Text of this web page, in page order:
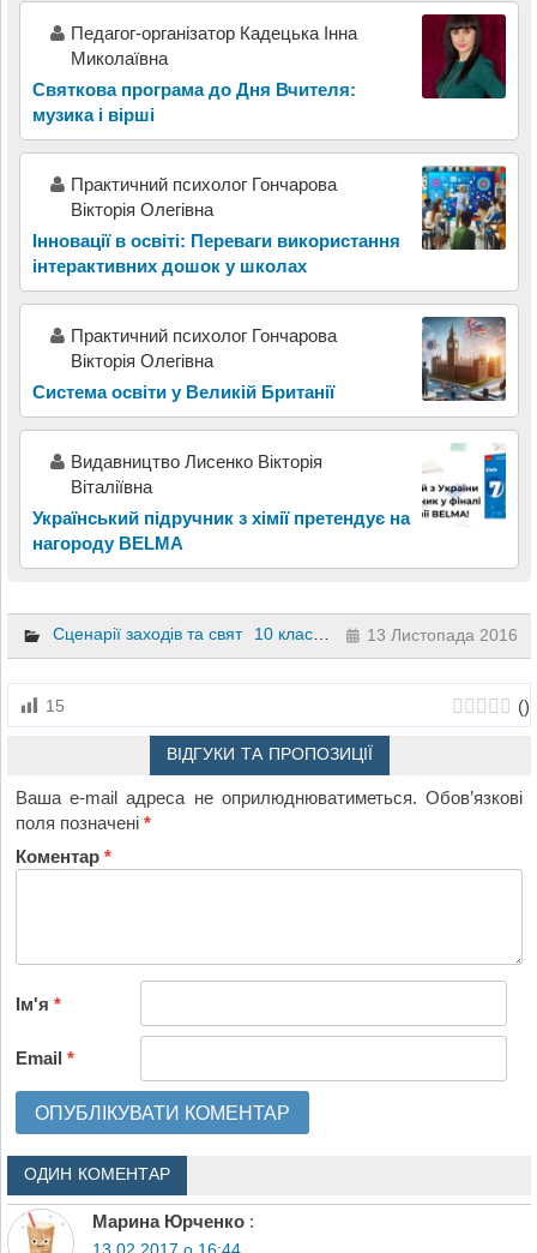
Педагог-організатор Кадецька Інна
Миколаївна
Святкова програма до Дня Вчителя:
музика і вірші
Практичний психолог Гончарова
Вікторія Олегівна
Інновації в освіті: Переваги використання
інтерактивних дошок у школах
Практичний психолог Гончарова
Вікторія Олегівна
Система освіти у Великій Британії
Видавництво Лисенко Вікторія
Віталіївна
Український підручник з хімії претендує на
нагороду BELMA
Сценарії заходів та свят 10 клас 11 клас13 Листопада 2016
15 ()
ВІДГУКИ ТА ПРОПОЗИЦІЇ
Ваша e-mail адреса не оприлюднюватиметься. Обов’язкові
поля позначені*
Коментар*
Ім'я*
Email*
ОДИН КОМЕНТАР
Марина Юрченко :